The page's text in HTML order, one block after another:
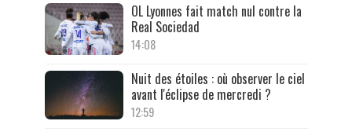
OL Lyonnes fait match nul contre la
Real Sociedad
14:08
Nuit des étoiles : où observer le ciel
avant l'éclipse de mercredi ?
12:59